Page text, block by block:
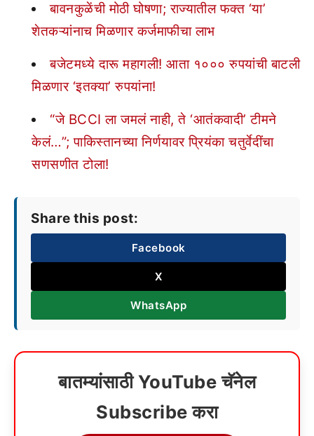
बावनकुळेंची मोठी घोषणा; राज्यातील फक्त ‘या’
शेतकऱ्यांनाच मिळणार कर्जमाफीचा लाभ
बजेटमध्ये दारू महागली! आता १००० रुपयांची बाटली
मिळणार ‘इतक्या’ रुपयांना!
“जे BCCI ला जमलं नाही, ते ‘आतंकवादी’ टीमने
केलं…”; पाकिस्तानच्या निर्णयावर प्रियंका चतुर्वेदींचा
सणसणीत टोला!
Share this post:
Facebook
X
WhatsApp
बातम्यांसाठी YouTube चॅनेल
Subscribe करा